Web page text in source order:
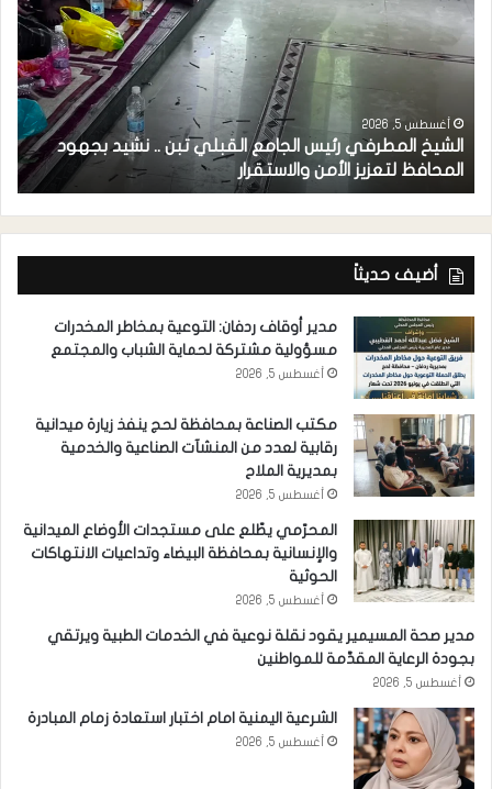
أغسطس 5, 2026
الشيخ المطرفي رئيس الجامع القبلي تبن .. نشيد بجهود
المحافظ لتعزيز الأمن والاستقرار
أضيف حديثاً
مدير أوقاف ردفان: التوعية بمخاطر المخدرات
مسؤولية مشتركة لحماية الشباب والمجتمع
أغسطس 5, 2026
مكتب الصناعة بمحافظة لحج ينفذ زيارة ميدانية
رقابية لعدد من المنشآت الصناعية والخدمية
بمديرية الملاح
أغسطس 5, 2026
المحرّمي يطّلع على مستجدات الأوضاع الميدانية
والإنسانية بمحافظة البيضاء وتداعيات الانتهاكات
الحوثية
أغسطس 5, 2026
مدير صحة المسيمير يقود نقلة نوعية في الخدمات الطبية ويرتقي
بجودة الرعاية المقدَّمة للمواطنين
أغسطس 5, 2026
الشرعية اليمنية امام اختبار استعادة زمام المبادرة
أغسطس 5, 2026